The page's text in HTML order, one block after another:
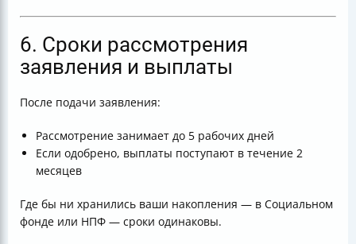
6. Сроки рассмотрения
заявления и выплаты
После подачи заявления:
Рассмотрение занимает до 5 рабочих дней
Если одобрено, выплаты поступают в течение 2
месяцев
Где бы ни хранились ваши накопления — в Социальном
фонде или НПФ — сроки одинаковы.